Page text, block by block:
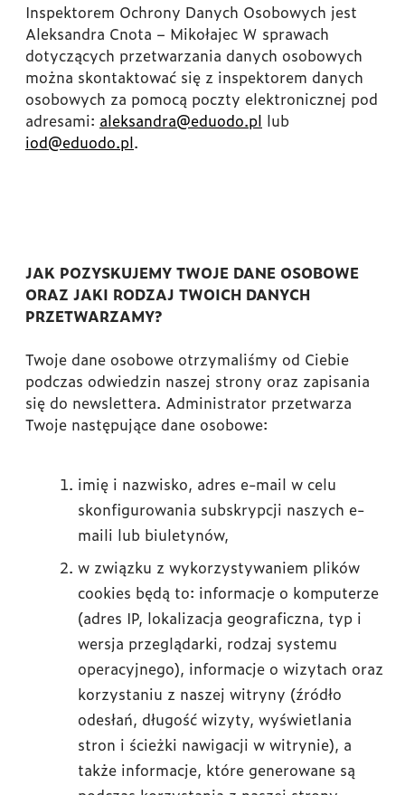
Inspektorem Ochrony Danych Osobowych jest
Aleksandra Cnota – Mikołajec W sprawach
dotyczących przetwarzania danych osobowych
można skontaktować się z inspektorem danych
osobowych za pomocą poczty elektronicznej pod
adresami: aleksandra@eduodo.pl lub
iod@eduodo.pl.
JAK POZYSKUJEMY TWOJE DANE OSOBOWE
ORAZ JAKI RODZAJ TWOICH DANYCH
PRZETWARZAMY?
Twoje dane osobowe otrzymaliśmy od Ciebie
podczas odwiedzin naszej strony oraz zapisania
się do newslettera. Administrator przetwarza
Twoje następujące dane osobowe:
imię i nazwisko, adres e-mail w celu
skonfigurowania subskrypcji naszych e-
maili lub biuletynów,
w związku z wykorzystywaniem plików
cookies będą to: informacje o komputerze
(adres IP, lokalizacja geograficzna, typ i
wersja przeglądarki, rodzaj systemu
operacyjnego), informacje o wizytach oraz
korzystaniu z naszej witryny (źródło
odesłań, długość wizyty, wyświetlania
stron i ścieżki nawigacji w witrynie), a
także informacje, które generowane są